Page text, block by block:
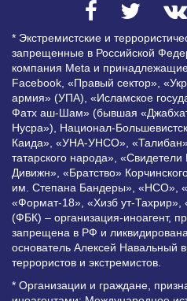
* Экстремистские и
запрещенные в Российской
компания Meta и
Facebook, «Правый сектор»,
армия» (УПА), «Исламское
Фатх аш-Шам» (бывшая
Нусра»), Национал-
Каида», «УНА-УНСО»,
татарского народа»,
Дивижн», «Братство»
им. Степана Бандеры», «НСО»,
«Формат-18», «Хизб ут-
(ФБК) – организация-иноагент,
запрещена в РФ и
основатель Алексей Навальный
террористов и экстремистов.
* Организации и граждане,